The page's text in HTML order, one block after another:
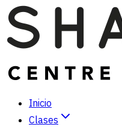
Inicio
Clases